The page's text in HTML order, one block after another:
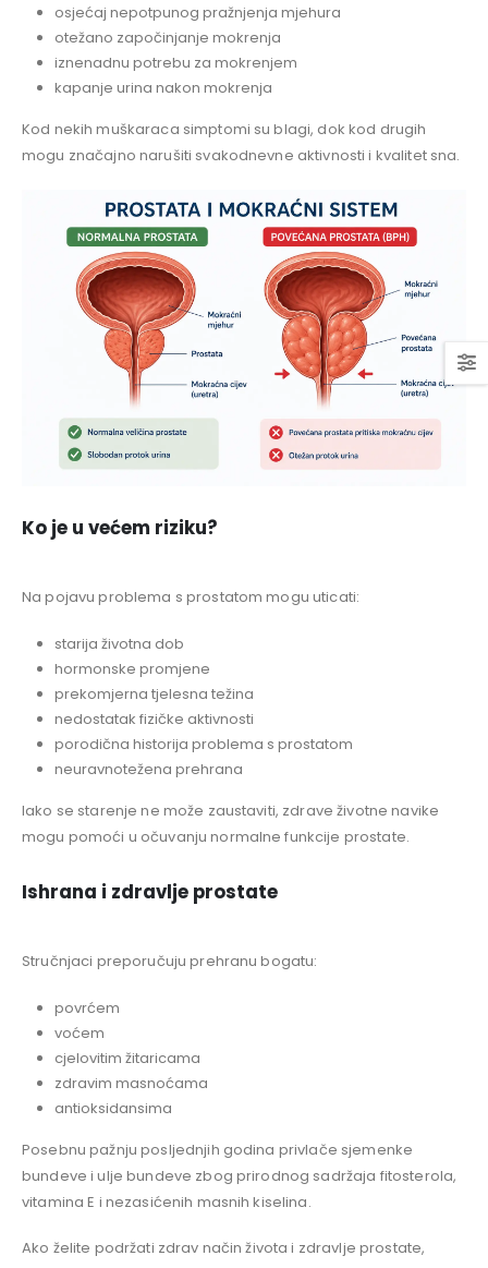
osjećaj nepotpunog pražnjenja mjehura
otežano započinjanje mokrenja
iznenadnu potrebu za mokrenjem
kapanje urina nakon mokrenja
Kod nekih muškaraca simptomi su blagi, dok kod drugih
mogu značajno narušiti svakodnevne aktivnosti i kvalitet sna.
Ko je u većem riziku?
Na pojavu problema s prostatom mogu uticati:
starija životna dob
hormonske promjene
prekomjerna tjelesna težina
nedostatak fizičke aktivnosti
porodična historija problema s prostatom
neuravnotežena prehrana
Iako se starenje ne može zaustaviti, zdrave životne navike
mogu pomoći u očuvanju normalne funkcije prostate.
Ishrana i zdravlje prostate
Stručnjaci preporučuju prehranu bogatu:
povrćem
voćem
cjelovitim žitaricama
zdravim masnoćama
antioksidansima
Posebnu pažnju posljednjih godina privlače sjemenke
bundeve i ulje bundeve zbog prirodnog sadržaja fitosterola,
vitamina E i nezasićenih masnih kiselina.
Ako želite podržati zdrav način života i zdravlje prostate,